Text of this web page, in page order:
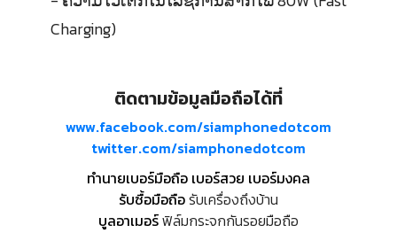
Charging)
ติดตามข้อมูลมือถือได้ที่
www.facebook.com/siamphonedotcom
twitter.com/siamphonedotcom
ทำนายเบอร์มือถือ เบอร์สวย เบอร์มงคล
รับซื้อมือถือรับเครื่องถึงบ้าน
บูลอาเมอร์ฟิล์มกระจกกันรอยมือถือ